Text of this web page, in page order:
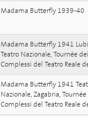
Madama Butterfly 1939-40
Madama Butterfly 1941
Teatro Nazionale, Tournée dei
Complessi del Teatro Reale
Madama Butterfly 1941
Nazionale, Zagabria, Tournée
Complessi del Teatro Reale